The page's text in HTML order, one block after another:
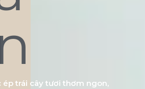
ép trái cây tươi thơm ngon,